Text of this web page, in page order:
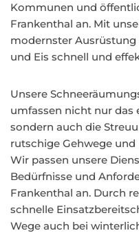
Kommunen und
Frankenthal an. Mit
modernster Ausrüstung
und Eis schnell und
Unsere
umfassen nicht nur das
sondern auch die
rutschige Gehwege
Wir passen unsere
Bedürfnisse und
Frankenthal an. Durch
schnelle
Wege auch bei